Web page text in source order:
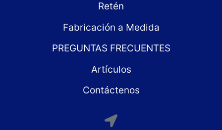
Retén
Fabricación a Medida
PREGUNTAS FRECUENTES
Artículos
Contáctenos